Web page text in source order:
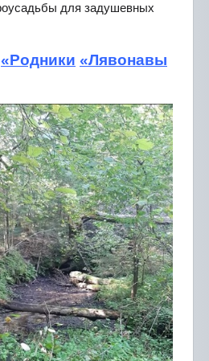
для задушевных
«Родники «Лявонавы